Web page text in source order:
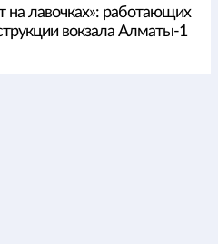
на лавочках»: работающих
вокзала Алматы-1